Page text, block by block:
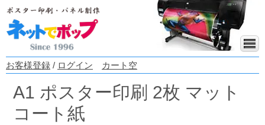
お客様登録 / ログイン カート空
A1 ポスター印刷 2枚 マット
コート紙